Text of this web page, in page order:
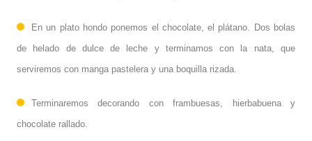
En un plato hondo ponemos el chocolate, el plátano. Dos bolas
de helado de dulce de leche y terminamos con la nata, que
serviremos con manga pastelera y una boquilla rizada.
Terminaremos decorando con frambuesas, hierbabuena y
chocolate rallado.